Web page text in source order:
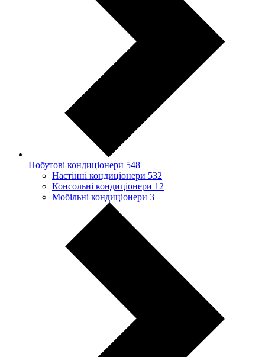
Побутові кондиціонери 548
Настінні кондиціонери 532
Консольні кондиціонери 12
Мобільні кондиціонери 3